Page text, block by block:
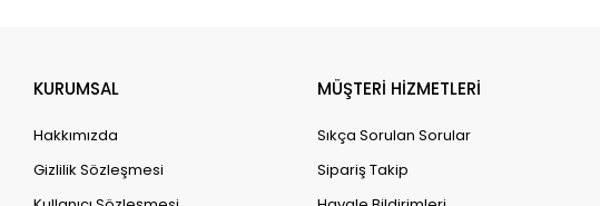
KURUMSAL
Hakkımızda
Gizlilik Sözleşmesi
MÜŞTERİ HİZMETLERİ
Sıkça Sorulan Sorular
Sipariş Takip